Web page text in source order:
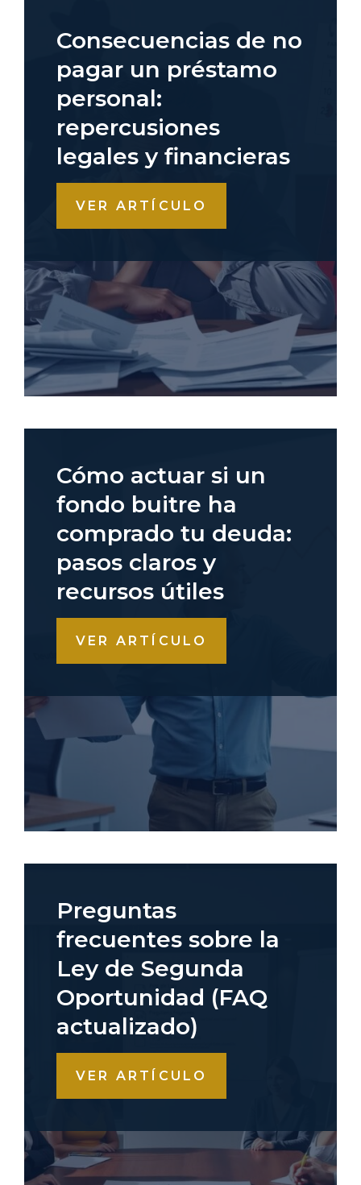
Consecuencias de no
pagar un préstamo
personal:
repercusiones
legales y financieras
VER ARTÍCULO
Cómo actuar si un
fondo buitre ha
comprado tu deuda:
pasos claros y
recursos útiles
VER ARTÍCULO
Preguntas
frecuentes sobre la
Ley de Segunda
Oportunidad (FAQ
actualizado)
VER ARTÍCULO